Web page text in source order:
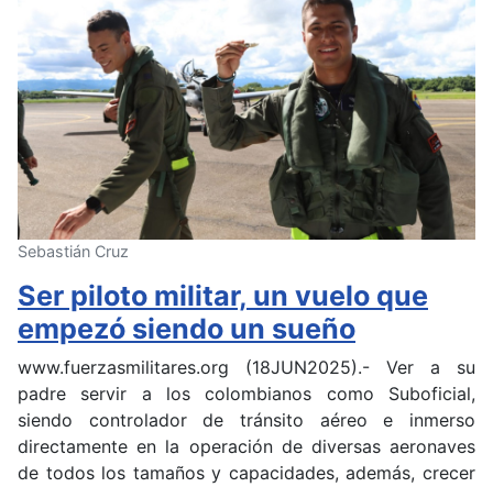
Sebastián Cruz
Ser piloto militar, un vuelo que
empezó siendo un sueño
www.fuerzasmilitares.org (18JUN2025).- Ver a su
padre servir a los colombianos como Suboficial,
siendo controlador de tránsito aéreo e inmerso
directamente en la operación de diversas aeronaves
de todos los tamaños y capacidades, además, crecer